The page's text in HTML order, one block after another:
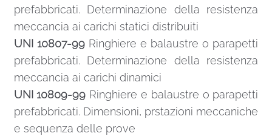
prefabbricati. Determinazione della resistenza
meccancia ai carichi statici distribuiti
UNI 10807-99Ringhiere e balaustre o parapetti
prefabbricati. Determinazione della resistenza
meccancia ai carichi dinamici
UNI 10809-99 Ringhiere e balaustre o parapetti
prefabbricati. Dimensioni, prstazioni meccaniche
e sequenza delle prove